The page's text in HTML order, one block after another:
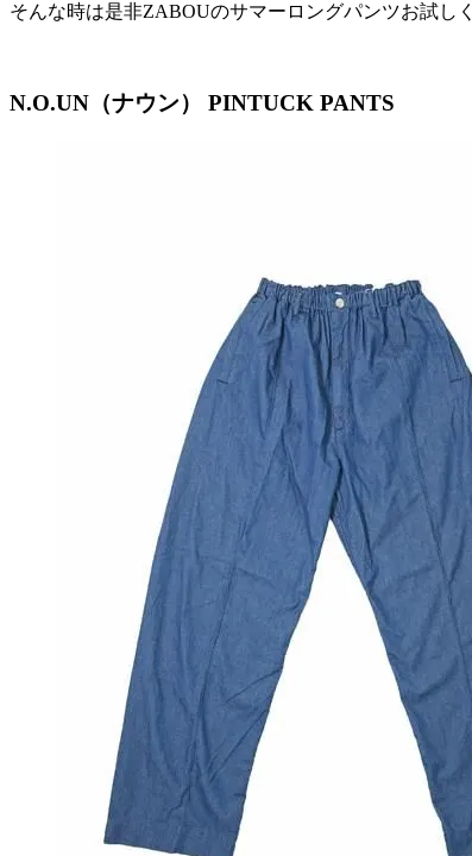
そんな時は是非ZABOUのサマーロングパンツお試し
N.O.UN（ナウン） PINTUCK PANTS